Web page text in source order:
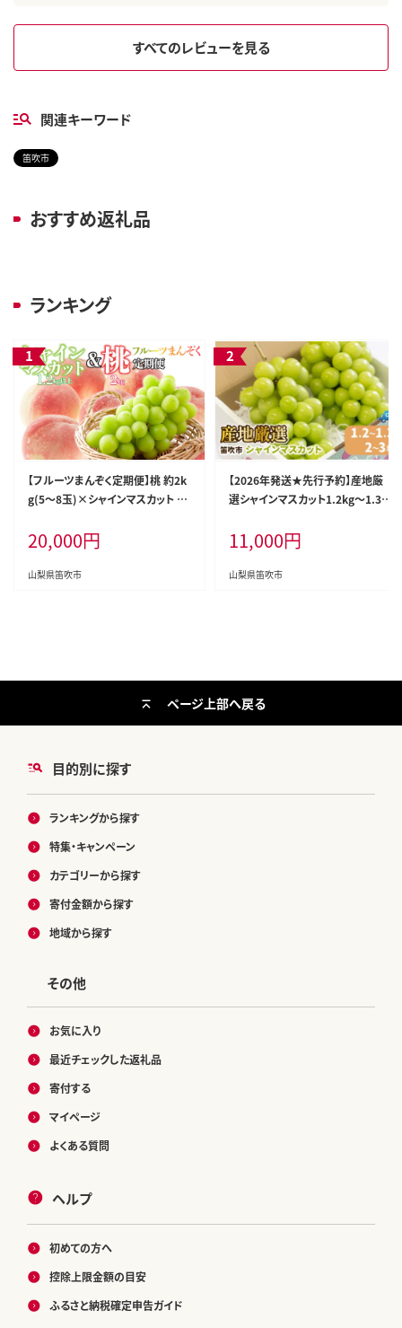
すべてのレビューを見る
関連キーワード
笛吹市
おすすめ返礼品
ランキング
【フルーツまんぞく定期便】桃 約2k
g(5～8玉)×シャインマスカット 1.
20,000円
山梨県笛吹市
【2026年発送★先行予約】産地厳
選シャインマスカット1.2kg～1.3k
可※ 106-003-26y
11,000円
山梨県笛吹市
目的別に探す
ランキングから探す
特集・キャンペーン
カテゴリーから探す
寄付金額から探す
地域から探す
その他
お気に入り
最近チェックした返礼品
寄付する
マイページ
よくある質問
ヘルプ
初めての方へ
控除上限金額の目安
ふるさと納税確定申告ガイド
ページ上部へ戻る